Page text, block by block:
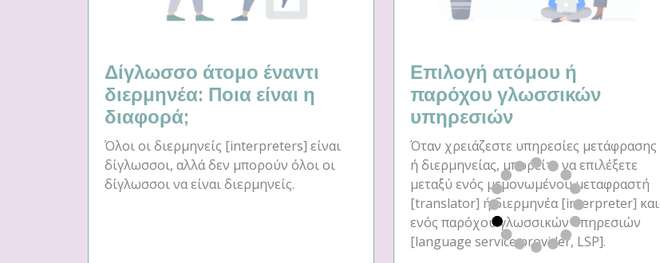
Δίγλωσσο άτομο έναντι
διερμηνέα: Ποια είναι η
διαφορά;
Όλοι οι διερμηνείς [interpreters] είναι
δίγλωσσοι, αλλά δεν μπορούν όλοι οι
δίγλωσσοι να είναι διερμηνείς.
Επιλογή ατόμου ή
παρόχου γλωσσικών
υπηρεσιών
Όταν χρειάζεστε υπηρεσίες μετάφρασης
ή διερμηνείας, μπορείτε να επιλέξετε
μεταξύ ενός μεμονωμένου μεταφραστή
[translator] ή διερμηνέα [interpreter] και
ενός παρόχου γλωσσικών υπηρεσιών
[language service provider, LSP].